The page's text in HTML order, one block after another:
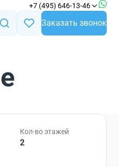
+7 (495) 646-13-46
Заказать звонок
Кол-во этажей
2